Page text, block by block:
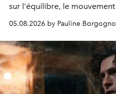
sur l'équilibre, le
05.08.2026 by Pauline Borgogno